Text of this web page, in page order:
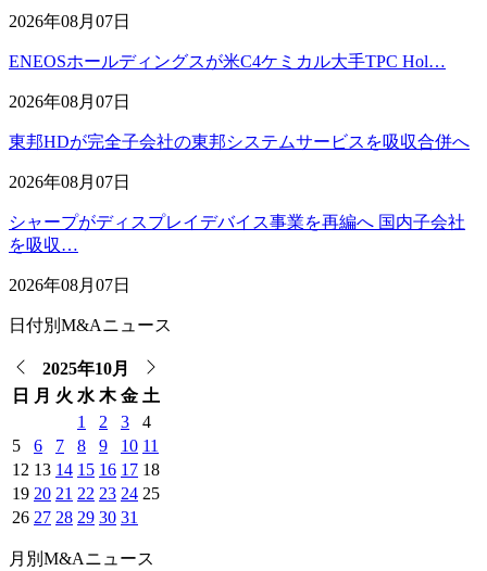
2026年08月07日
ENEOSホールディングスが米C4ケミカル大手TPC Hol…
2026年08月07日
東邦HDが完全子会社の東邦システムサービスを吸収合併へ
2026年08月07日
シャープがディスプレイデバイス事業を再編へ 国内子会社
を吸収…
2026年08月07日
日付別M&Aニュース
2025年10月
日
月 火 水 木 金 土
1
2 3
4
5
6 7 8 9 10 11
12 13 14 15 16 17 18
19 20 21 22 23 24 25
26 27 28 29 30 31
月別M&Aニュース